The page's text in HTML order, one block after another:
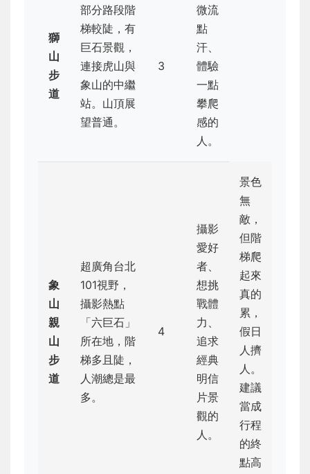
獅
山
步
道
部分路段階
梯較陡，有
巨石景觀，
連接虎山與
象山的中繼
站。山頂展
望普通。
3
微流
點
汗、
體驗
一點
攀爬
感的
人。
象
山
親
山
步
道
超廣角台北
101視野，
攝影熱點
「六巨石」
所在地，階
梯多且陡，
人潮總是最
多。
4
攝影
愛好
者、
想挑
戰體
力、
追求
經典
明信
片景
觀的
人。
景色
無
敵，
但階
梯爬
起來
真的
累，
假日
人擠
人。
建議
當成
行程
的終
點高